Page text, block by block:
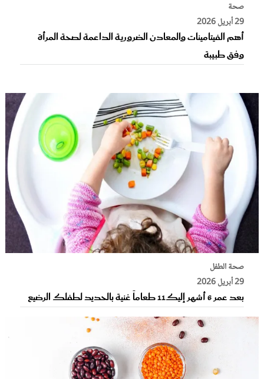
صحة
29 أبريل 2026
أهم الفيتامينات والمعادن الضرورية الداعمة لصحة المرأة
وفق طبيبة
صحة الطفل
29 أبريل 2026
بعد عمر 6 أشهر إليك11 طعاماً غنية بالحديد لطفلك الرضيع